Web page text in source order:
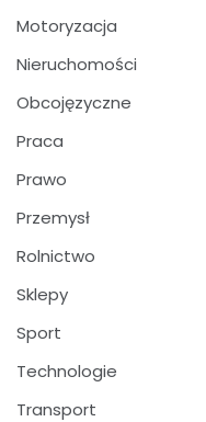
Motoryzacja
Nieruchomości
Obcojęzyczne
Praca
Prawo
Przemysł
Rolnictwo
Sklepy
Sport
Technologie
Transport